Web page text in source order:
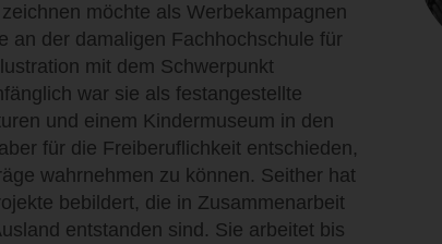
möchte als Werbekampagnen
an der damaligen Fachhochschule für
mit dem Schwerpunkt
war sie als festangestellte
und einem Kindermuseum in den
für die Freiberuflichkeit entschieden,
wahrnehmen zu können. Seither hat
bebildert, die in Zusammenarbeit
entstanden sind. Sie arbeitet bis